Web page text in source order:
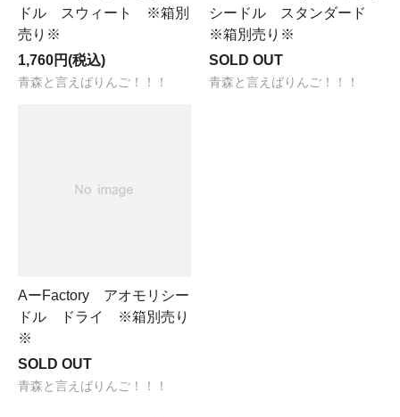
ドル スウィート ※箱別
売り※
1,760円(税込)
青森と言えばりんご！！！
シードル スタンダード
※箱別売り※
SOLD OUT
青森と言えばりんご！！！
AーFactory アオモリシー
ドル ドライ ※箱別売り
※
SOLD OUT
青森と言えばりんご！！！